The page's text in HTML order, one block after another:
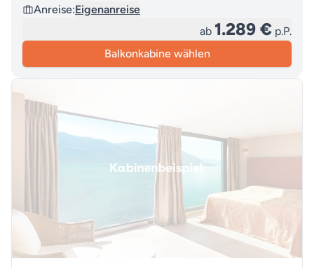
Anreise:Eigenanreise
ab 1.289 € p.P.
Balkonkabine wählen